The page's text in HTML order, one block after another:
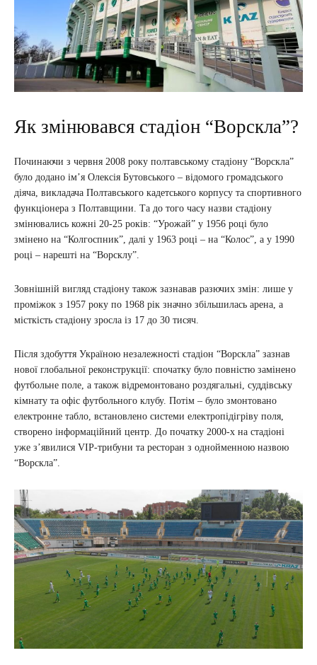
Як змінювався стадіон “Ворскла”?
Починаючи з червня 2008 року полтавському стадіону “Ворскла”
було додано ім’я Олексія Бутовського – відомого громадського
діяча, викладача Полтавського кадетського корпусу та спортивного
функціонера з Полтавщини. Та до того часу назви стадіону
змінювались кожні 20-25 років: “Урожай” у 1956 році було
змінено на “Колгоспник”, далі у 1963 році – на “Колос”, а у 1990
році – нарешті на “Ворсклу”.
Зовнішній вигляд стадіону також зазнавав разючих змін: лише у
проміжок з 1957 року по 1968 рік значно збільшилась арена, а
місткість стадіону зросла із 17 до 30 тисяч.
Після здобуття Україною незалежності стадіон “Ворскла” зазнав
нової глобальної реконструкції: спочатку було повністю замінено
футбольне поле, а також відремонтовано роздягальні, суддівську
кімнату та офіс футбольного клубу. Потім – було змонтовано
електронне табло, встановлено системи електропідігріву поля,
створено інформаційний центр. До початку 2000-х на стадіоні
уже з’явилися VIP-трибуни та ресторан з однойменною назвою
“Ворскла”.